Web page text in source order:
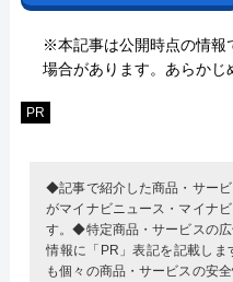
※本記事は公開時点の情報
場合があります。あらかじ
PR
◆記事で紹介した商品・サー
がマイナビニュース・マイナ
す。◆特定商品・サービスの
情報に「PR」表記を記載し
も個々の商品・サービスの安